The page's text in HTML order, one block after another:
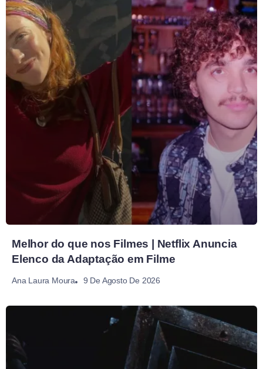
Melhor do que nos Filmes | Netflix Anuncia
Elenco da Adaptação em Filme
Ana Laura Moura 9 De Agosto De 2026